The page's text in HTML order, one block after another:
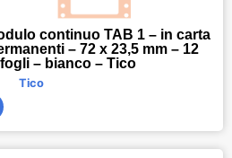
continuo TAB 1 – in carta
– 72 x 23,5 mm – 12
– bianco – Tico
Tico